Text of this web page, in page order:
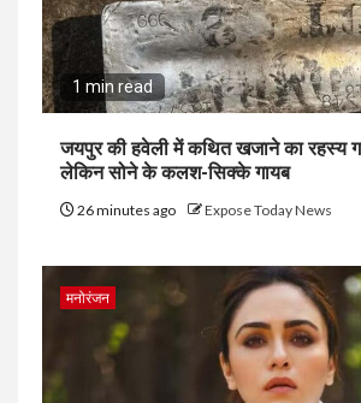
1 min read
जयपुर की हवेली में कथित खजाने का रहस्य
लेकिन सोने के कलश-सिक्के गायब
26 minutes ago Expose Today News
मनोरंजन